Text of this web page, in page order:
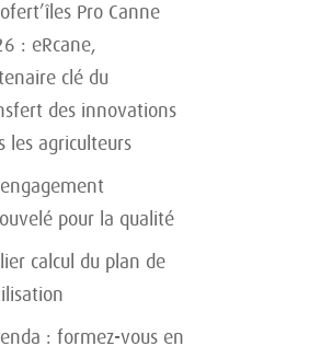
Pro Canne
: eRcane,
clé du
des innovations
les agriculteurs
pour la qualité
calcul du plan de
: formez-vous en